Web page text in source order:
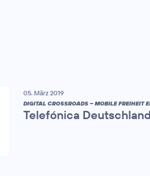
05. März 2019
DIGITAL CROSSROADS – MOBILE FREIHEIT
Telefónica